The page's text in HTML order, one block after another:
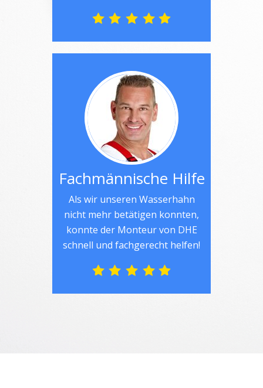
Fachmännische Hilfe
Als wir unseren Wasserhahn
nicht mehr betätigen konnten,
konnte der Monteur von DHE
schnell und fachgerecht helfen!